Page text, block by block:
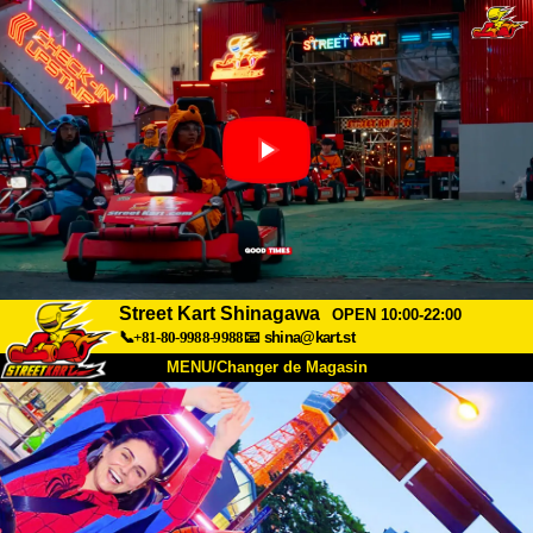
Street Kart Shinagawa
OPEN 10:00-22:00
📞+81-80-9988-9988📧 shina@kart.st
MENU/Changer de Magasin
ACCUEIL
À Propos Caractéristiques Tarifs
Accès Avis FAQ